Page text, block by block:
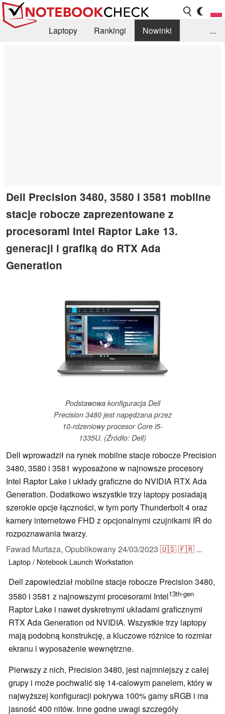
Laptopy Rankingi
Nowinki
...
Dell Precision 3480, 3580 i 3581 mobilne
stacje robocze zaprezentowane z
procesorami Intel Raptor Lake 13.
generacji i grafiką do RTX Ada
Generation
Podstawowa konfiguracja Dell
Precision 3480 jest napędzana przez
10-rdzeniowy procesor Core i5-
1335U. (Źródło: Dell)
Dell wprowadził na rynek mobilne stacje robocze Precision
3480, 3580 i 3581 wyposażone w najnowsze procesory
Intel Raptor Lake i układy graficzne do NVIDIA RTX Ada
Generation. Dodatkowo wszystkie trzy laptopy posiadają
szerokie opcje łączności, w tym porty Thunderbolt 4 oraz
kamery internetowe FHD z opcjonalnymi czujnikami IR do
rozpoznawania twarzy.
Fawad Murtaza, Opublikowany24/03/2023 🇺🇸🇫🇷 ...
Laptop / Notebook Launch Workstation
Dell zapowiedział mobilne stacje robocze Precision 3480,
3580 i 3581 z najnowszymi procesorami Intel13th-gen
Raptor Lake i nawet dyskretnymi układami graficznymi
RTX Ada Generation od NVIDIA. Wszystkie trzy laptopy
mają podobną konstrukcję, a kluczowe różnice to rozmiar
ekranu i wyposażenie wewnętrzne.
Pierwszy z nich, Precision 3480, jest najmniejszy z całej
grupy i może pochwalić się 14-calowym panelem, który w
najwyższej konfiguracji pokrywa 100% gamy sRGB i ma
jasność 400 nitów. Inne godne uwagi szczegóły